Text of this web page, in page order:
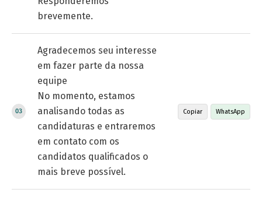
brevemente.
Agradecemos seu interesse
em fazer parte da nossa
equipe
No momento, estamos
analisando todas as
candidaturas e entraremos
em contato com os
candidatos qualificados o
mais breve possível.
Copiar WhatsApp